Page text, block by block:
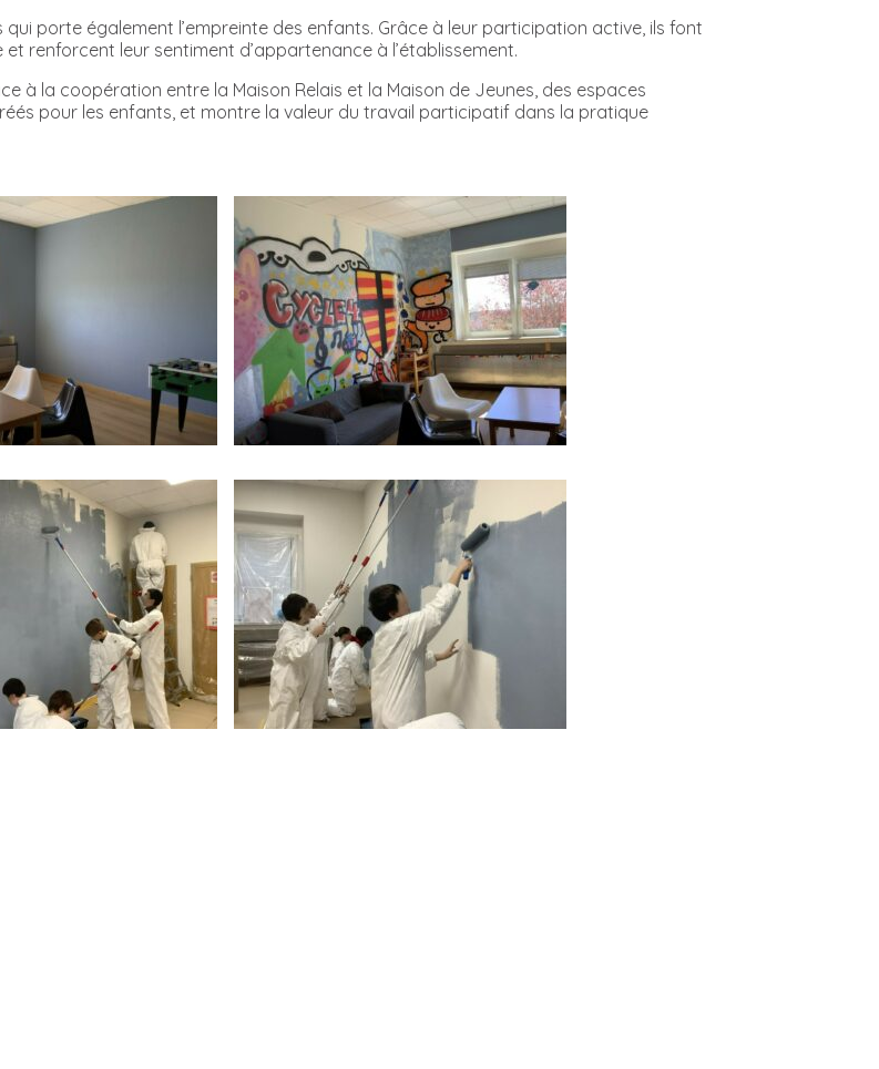
porte également l’empreinte des enfants. Grâce à leur participation active, ils font
et renforcent leur sentiment d’appartenance à l’établissement.
à la coopération entre la Maison Relais et la Maison de Jeunes, des espaces
pour les enfants, et montre la valeur du travail participatif dans la pratique